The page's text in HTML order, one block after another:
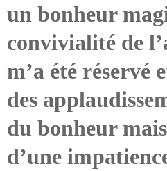
un bonheur
convivialité de
m’a été réservé
des
du bonheur
d’une